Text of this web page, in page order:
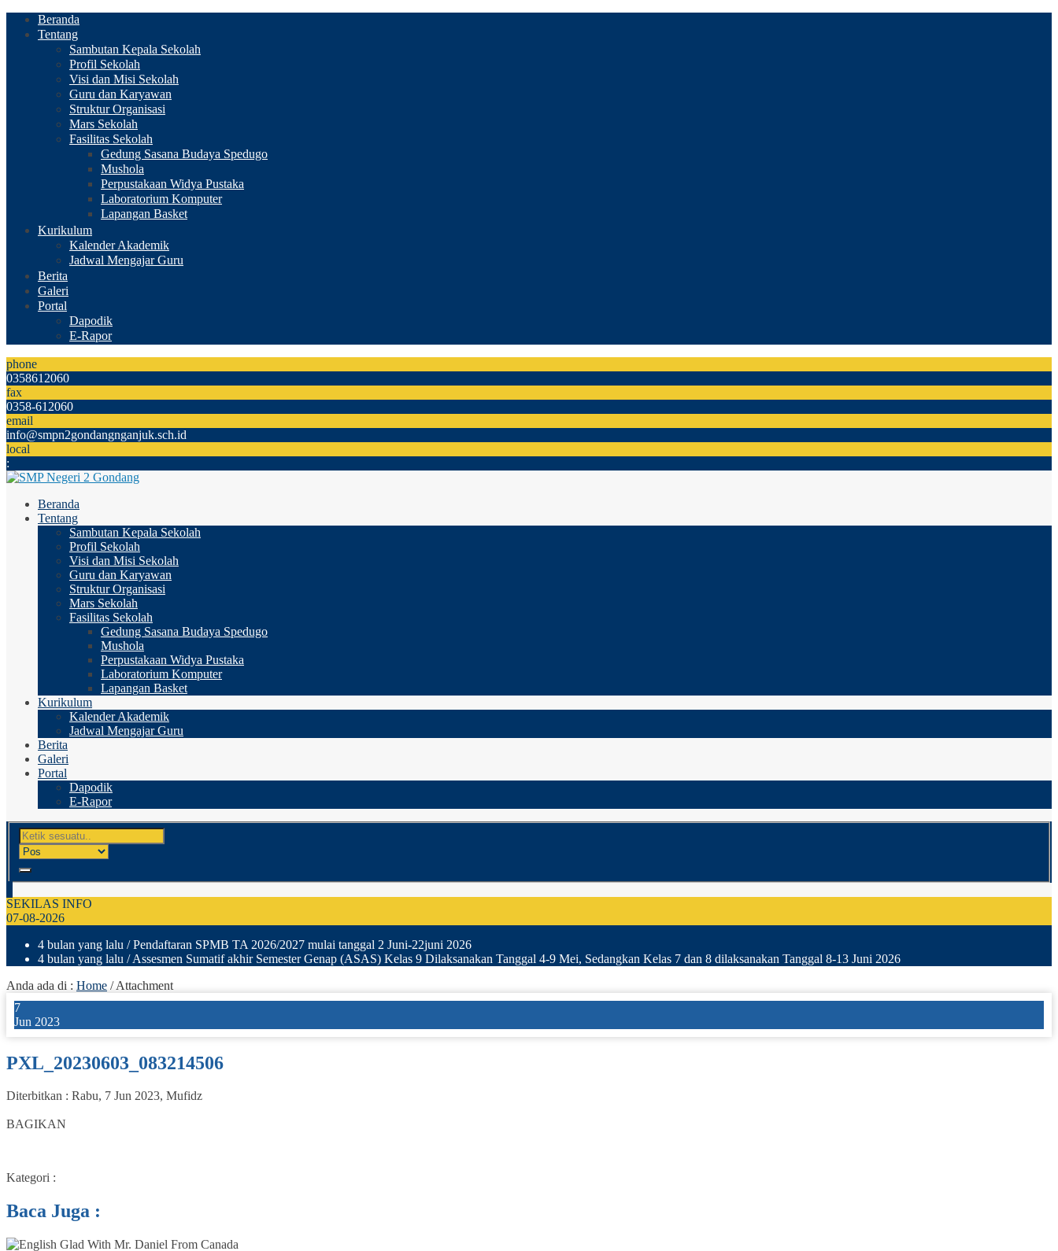
Beranda
Tentang
Sambutan Kepala Sekolah
Profil Sekolah
Visi dan Misi Sekolah
Guru dan Karyawan
Struktur Organisasi
Mars Sekolah
Fasilitas Sekolah
Gedung Sasana Budaya Spedugo
Mushola
Perpustakaan Widya Pustaka
Laboratorium Komputer
Lapangan Basket
Kurikulum
Kalender Akademik
Jadwal Mengajar Guru
Berita
Galeri
Portal
Dapodik
E-Rapor
phone
0358612060
fax
0358-612060
email
info@smpn2gondangnganjuk.sch.id
local
:
Beranda
Tentang
Sambutan Kepala Sekolah
Profil Sekolah
Visi dan Misi Sekolah
Guru dan Karyawan
Struktur Organisasi
Mars Sekolah
Fasilitas Sekolah
Gedung Sasana Budaya Spedugo
Mushola
Perpustakaan Widya Pustaka
Laboratorium Komputer
Lapangan Basket
Kurikulum
Kalender Akademik
Jadwal Mengajar Guru
Berita
Galeri
Portal
Dapodik
E-Rapor
SEKILAS INFO
07-08-2026
4 bulan yang lalu / Pendaftaran SPMB TA 2026/2027 mulai tanggal 2 Juni-22juni 2026
4 bulan yang lalu / Assesmen Sumatif akhir Semester Genap (ASAS) Kelas 9 Dilaksanakan Tanggal 4-9 Mei, Sedangkan Kelas 7 dan 8 dilaksanakan Tanggal 8-13 Juni 2026
Anda ada di : Home / Attachment
7
Jun 2023
PXL_20230603_083214506
Diterbitkan : Rabu, 7 Jun 2023, Mufidz
BAGIKAN
Kategori :
Baca Juga :